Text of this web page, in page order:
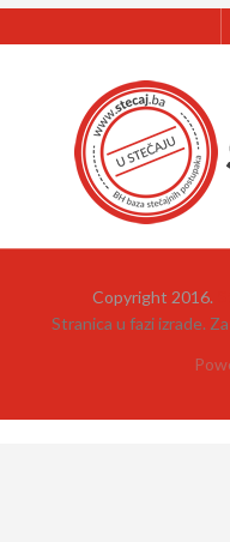
Copyright 2016.
Stranica u fazi izrade.